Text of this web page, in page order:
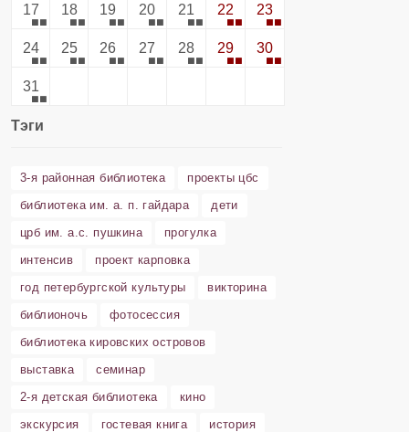
17 18 19 20 21 22 23
24 25 26 27 28 29 30
31
Тэги
3-я районная библиотека
проекты цбс
библиотека им. а. п. гайдара
дети
црб им. а.с. пушкина
прогулка
интенсив
проект карповка
год петербургской культуры
викторина
библионочь
фотосессия
библиотека кировских островов
выставка
семинар
2-я детская библиотека
кино
экскурсия
гостевая книга
история